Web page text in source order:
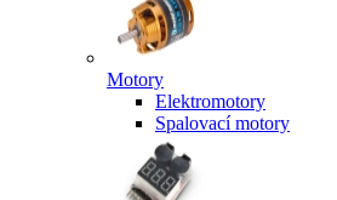
Motory
Elektromotory
Spalovací motory